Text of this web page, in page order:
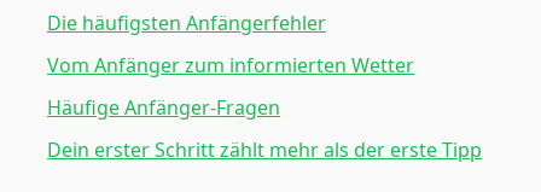
Die häufigsten Anfängerfehler
Vom Anfänger zum informierten Wetter
Häufige Anfänger-Fragen
Dein erster Schritt zählt mehr als der erste Tipp